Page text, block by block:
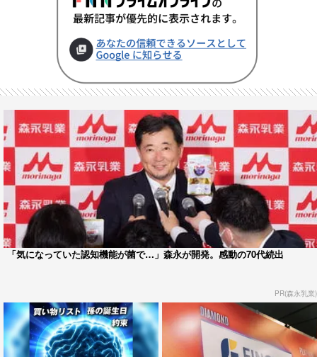
「気になっていた認知機能が菌で…」森永が開発。感動の70代続出
PR(森永乳業)